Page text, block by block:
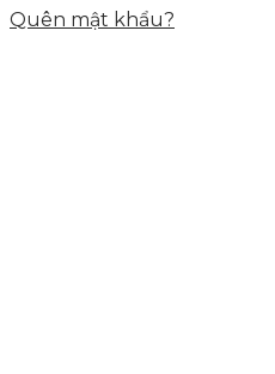
Quên mật khẩu?